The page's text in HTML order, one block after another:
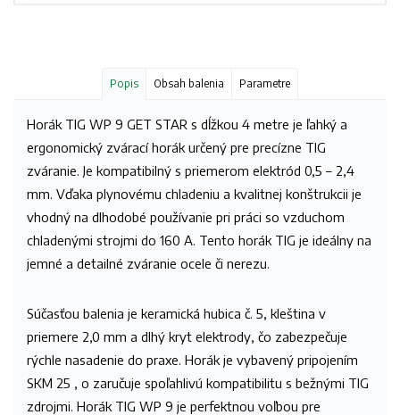
Popis Obsah balenia Parametre
Horák TIG WP 9 GET STAR s dĺžkou 4 metre je ľahký a
ergonomický zvárací horák určený pre precízne TIG
zváranie. Je kompatibilný s priemerom elektród 0,5 – 2,4
mm. Vďaka plynovému chladeniu a kvalitnej konštrukcii je
vhodný na dlhodobé používanie pri práci so vzduchom
chladenými strojmi do 160 A. Tento horák TIG je ideálny na
jemné a detailné zváranie ocele či nerezu.
Súčasťou balenia je keramická hubica č. 5, kleština v
priemere 2,0 mm a dlhý kryt elektrody, čo zabezpečuje
rýchle nasadenie do praxe. Horák je vybavený pripojením
SKM 25 , o zaručuje spoľahlivú kompatibilitu s bežnými TIG
zdrojmi. Horák TIG WP 9 je perfektnou voľbou pre